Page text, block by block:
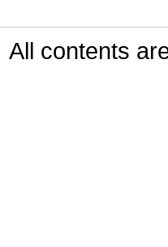
All contents